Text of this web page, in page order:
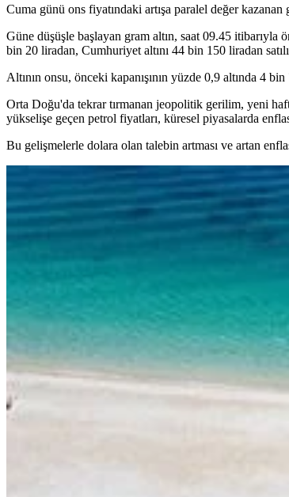
Cuma günü ons fiyatındaki artışa paralel değer
Güne düşüşle başlayan gram altın, saat 09.45 itibarıyla
bin 20 liradan, Cumhuriyet altını 44 bin 150 liradan
Altının onsu, önceki kapanışının yüzde 0,9 altında 4
Orta Doğu'da tekrar tırmanan jeopolitik gerilim, yeni
yükselişe geçen petrol fiyatları, küresel piyasalarda
Bu gelişmelerle dolara olan talebin artması ve artan